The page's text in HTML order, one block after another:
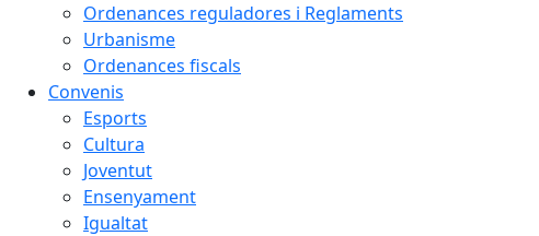
Ordenances reguladores i Reglaments
Urbanisme
Ordenances fiscals
Convenis
Esports
Cultura
Joventut
Ensenyament
Igualtat